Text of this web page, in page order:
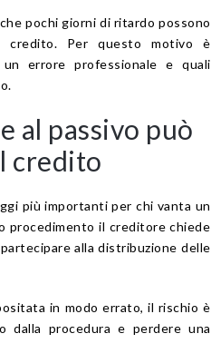
pochi giorni di ritardo possono
credito. Per questo motivo è
errore professionale e quali
al passivo può
credito
più importanti per chi vanta un
procedimento il creditore chiede
alla distribuzione delle
in modo errato, il rischio è
dalla procedura e perdere una